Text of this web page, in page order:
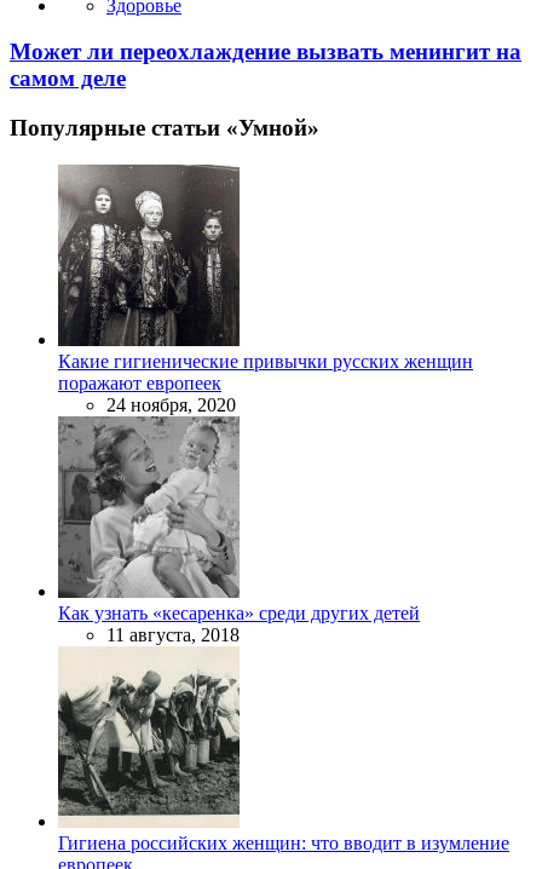
Здоровье
Может ли переохлаждение вызвать менингит на
самом деле
Популярные статьи «Умной»
Какие гигиенические привычки русских женщин
поражают европеек
24 ноября, 2020
Как узнать «кесаренка» среди других детей
11 августа, 2018
Гигиена российских женщин: что вводит в изумление
европеек